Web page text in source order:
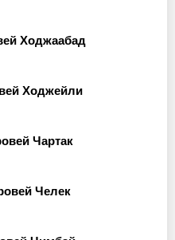
Ходжаабад
Ходжейли
Чартак
Челек